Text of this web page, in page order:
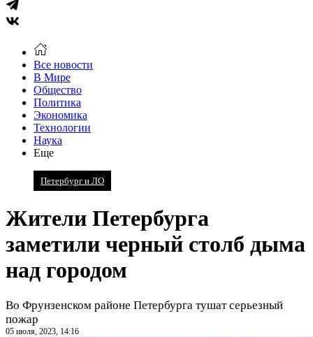
Все новости
В Мире
Общество
Политика
Экономика
Технологии
Наука
Еще
Петербург и ЛО
Жители Петербурга
заметили черный столб дыма
над городом
Во Фрунзенском районе Петербурга тушат серьезный
пожар
05 июля, 2023, 14:16